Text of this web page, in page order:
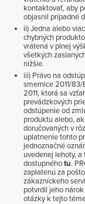
kontaktovať, aby
objasnil prípadné
ii) Jedna alebo
chybných
vrátená v plnej
všetkých
nižšie.
iii) Právo na
smernice 2011/
2011, ktorá sa
prevádzkových
odstúpenie od
produktu alebo,
doručovaných v
uplatnenie tohto
jednoznačné
uvedenej lehoty,
dostupnéhotu.
zaplatenú za
zákazníckeho
potvrdil jeho
otázky k tejto